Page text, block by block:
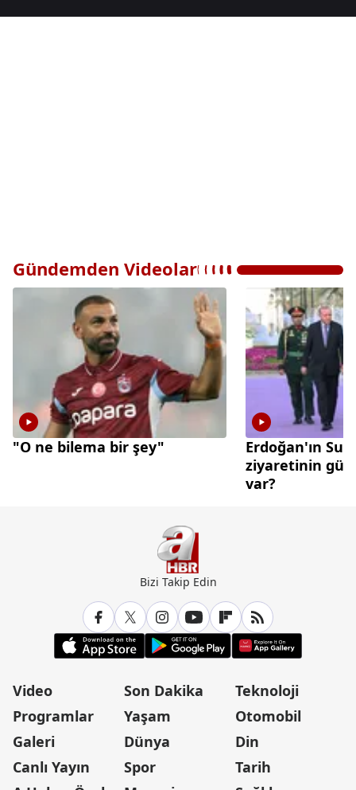
Gündemden Videolar
"O ne bilema bir şey"
Erdoğan'ın
ziyaretinin
var?
Bizi Takip Edin
Video
Programlar
Galeri
Canlı Yayın
Son Dakika
Yaşam
Dünya
Spor
Teknoloji
Otomobil
Din
Tarih